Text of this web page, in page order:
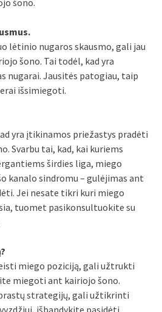
šono.
lėtinio nugaros skausmo, gali jau
šono. Tai todėl, kad yra
nugarai. Jausitės patogiau, taip
išsimiegoti.
yra įtikinamos priežastys pradėti
Svarbu tai, kad, kai kuriems
širdies liga, miego
kanalo sindromu – gulėjimas ant
Jei nesate tikri kuri miego
tuomet pasikonsultuokite su
miego poziciją, gali užtrukti
miegoti ant kairiojo šono.
strategijų, gali užtikrinti
išbandykite pasidėti